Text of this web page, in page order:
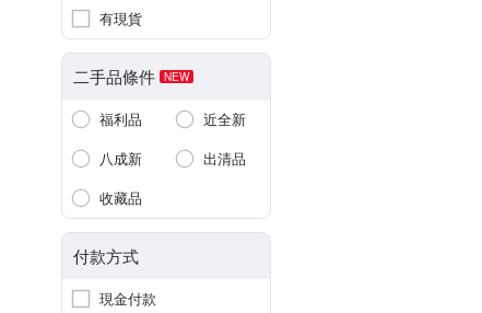
有現貨
二手品條件 NEW
福利品
近全新
八成新
出清品
收藏品
付款方式
現金付款